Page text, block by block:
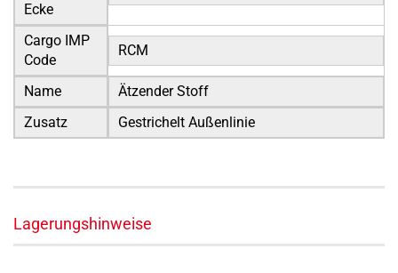
Ecke
Cargo IMP
Code
RCM
Name
Ätzender Stoff
Zusatz
Gestrichelt Außenlinie
Lagerungshinweise